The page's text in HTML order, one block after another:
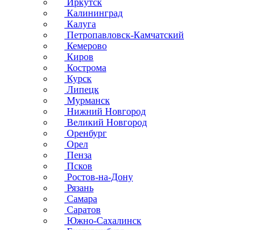
Иркутск
Калининград
Калуга
Петропавловск-Камчатский
Кемерово
Киров
Кострома
Курск
Липецк
Мурманск
Нижний Новгород
Великий Новгород
Оренбург
Орел
Пенза
Псков
Ростов-на-Дону
Рязань
Самара
Саратов
Южно-Сахалинск